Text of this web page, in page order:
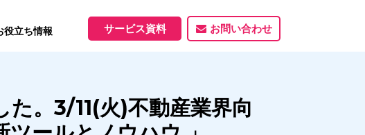
業務向け機能
サービス一覧
の流れ
制作実績
ホームページ制作実績
役立ち情報
ちブログ 資料ダウンロード
サービス資料 お問い合わせ
た。3/11(火)不動産業界向